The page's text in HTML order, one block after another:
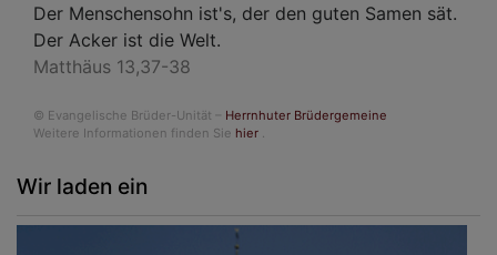
Der Menschensohn ist's, der den guten Samen sät.
Der Acker ist die Welt.
Matthäus 13,37-38
© Evangelische Brüder-Unität – Herrnhuter Brüdergemeine
Weitere Informationen finden Sie hier
Wir laden ein